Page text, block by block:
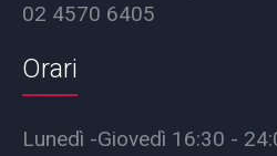
02 4570 6405
Orari
Lunedì -Giovedì 16:30 -